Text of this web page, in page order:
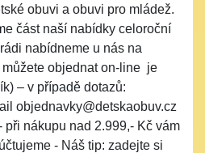
obuvi a obuvi pro mládež.
část naší nabídky celoroční
nabídneme u nás na
objednat on-line je
– v případě dotazů:
objednavky@detskaobuv.cz
při nákupu nad 2.999,- Kč vám
- Náš tip: zadejte si